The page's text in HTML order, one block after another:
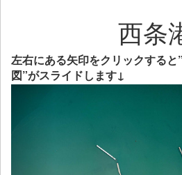
西条
左右にある矢印をクリックすると
図”がスライドします↓